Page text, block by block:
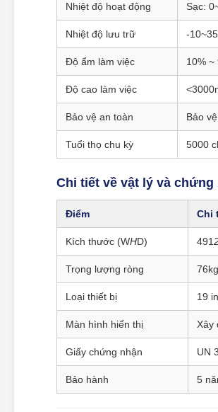
Nhiệt độ hoạt động Sạc:
Nhiệt độ lưu trữ -
Độ ẩm làm việc 10% ~
Độ cao làm việc
Bảo vệ an toàn Bảo
Tuổi thọ chu kỳ 5000
Chi tiết về vật lý và chứng
Điểm Chi
Kích thước (WHD) 491
Trọng lượng ròng
Loại thiết bị 19
Màn hình hiển thị Xây
Giấy chứng nhận UN
Bảo hành 5